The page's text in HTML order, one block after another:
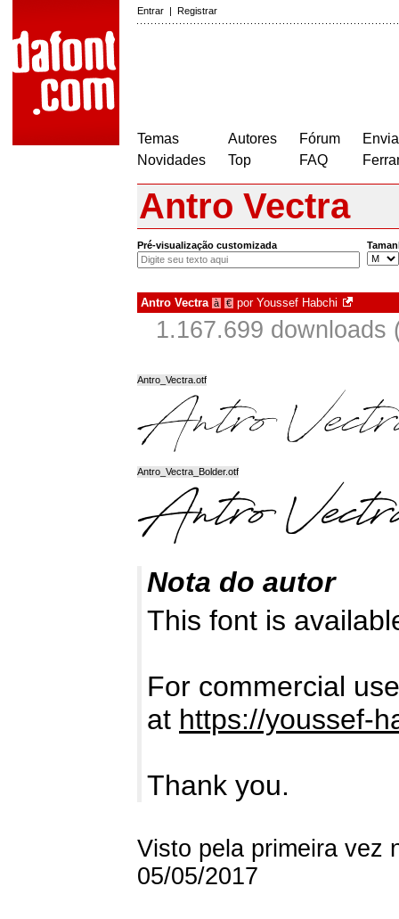
Entrar | Registrar
Temas
Novidades
Autores
Top
Fórum
FAQ
Antro Vectra
Pré-visualização customizada
Antro Vectra à € por Youssef Habchi
1.167.699 downloads
Antro_Vectra.otf
Antro_Vectra_Bolder.otf
Nota do autor
This font is
For commercial
at https://youssef-
Thank you.
Visto pela primeira vez
05/05/2017